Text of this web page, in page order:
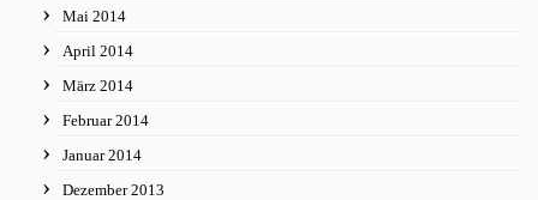
Mai 2014
April 2014
März 2014
Februar 2014
Januar 2014
Dezember 2013